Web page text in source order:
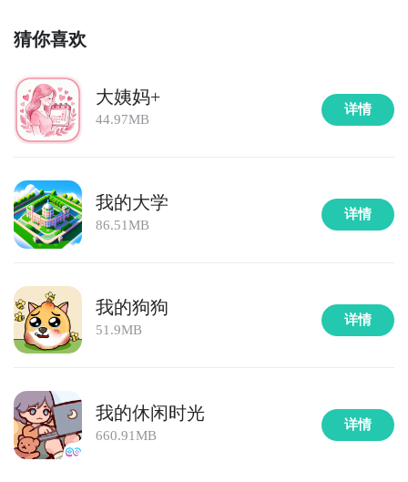
猜你喜欢
大姨妈+
44.97MB
详情
我的大学
86.51MB
详情
我的狗狗
51.9MB
详情
我的休闲时光
660.91MB
详情